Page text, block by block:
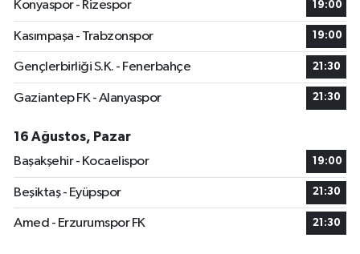
Konyaspor - Rizespor
19:00
Kasımpaşa - Trabzonspor 19:00
Gençlerbirliği S.K. - Fenerbahçe 21:30
Gaziantep FK - Alanyaspor 21:30
16 Ağustos, Pazar
Başakşehir - Kocaelispor
19:00
Beşiktaş - Eyüpspor 21:30
Amed - Erzurumspor FK 21:30